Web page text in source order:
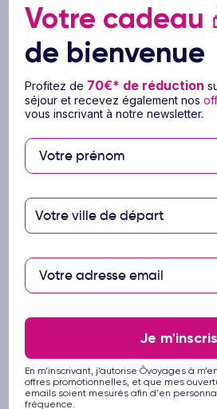
Hôtel Globales Acuario3
3 à 14 nuits
Sans repas
Dès 184€
/pers.
pour 4 jours / 3 nuits
Les avantages
Ôvoyages, votre créateur de
depuis 20 ans !
Votre cadeau
de bienvenue
Profitez de 70€* de réduction
séjour et recevez également nos
vous inscrivant à notre newsletter.
Votre ville de départ
Je m'inscris
En m’inscrivant, j’autorise Ôvoyages à
offres promotionnelles, et que mes
emails soient mesurés afin d'en
fréquence.